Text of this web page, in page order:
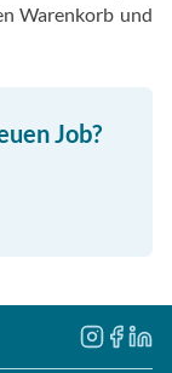
Warenkorb und
Job?